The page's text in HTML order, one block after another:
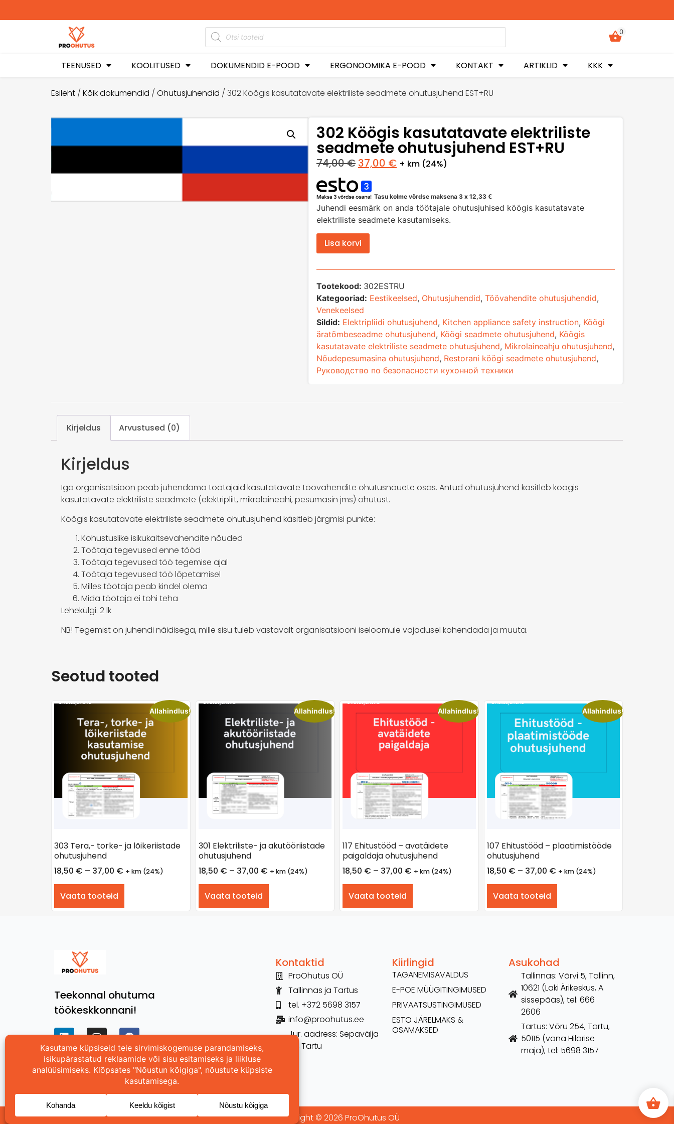
0
TEENUSED KOOLITUSED DOKUMENDID E-POOD ERGONOOMIKA E-POOD KONTAKT ARTIKLID KKK
Esileht / Kõik dokumendid / Ohutusjuhendid / 302 Köögis kasutatavate elektriliste seadmete ohutusjuhend EST+RU
302 Köögis kasutatavate elektriliste
seadmete ohutusjuhend EST+RU
74,00€ 37,00 € + km (24%)
Tasu kolme võrdse maksena 3 x 12,33 €
Juhendi eesmärk on anda töötajale ohutusjuhised köögis kasutatavate
elektriliste seadmete kasutamiseks.
Lisa korvi
Tootekood: 302ESTRU
Kategooriad: Eestikeelsed, Ohutusjuhendid, Töövahendite ohutusjuhendid,
Venekeelsed
Sildid: Elektripliidi ohutusjuhend, Kitchen appliance safety instruction, Köögi
äratõmbeseadme ohutusjuhend, Köögi seadmete ohutusjuhend, Köögis
kasutatavate elektriliste seadmete ohutusjuhend, Mikrolaineahju ohutusjuhend,
Nõudepesumasina ohutusjuhend, Restorani köögi seadmete ohutusjuhend,
Руководство по безопасности кухонной техники
Kirjeldus Arvustused (0)
Kirjeldus
Iga organisatsioon peab juhendama töötajaid kasutatavate töövahendite ohutusnõuete osas. Antud ohutusjuhend käsitleb köögis
kasutatavate elektriliste seadmete (elektripliit, mikrolaineahi, pesumasin jms) ohutust.
Köögis kasutatavate elektriliste seadmete ohutusjuhend käsitleb järgmisi punkte:
Kohustuslike isikukaitsevahendite nõuded
Töötaja tegevused enne tööd
Töötaja tegevused töö tegemise ajal
Töötaja tegevused töö lõpetamisel
Milles töötaja peab kindel olema
Mida töötaja ei tohi teha
Lehekülgi: 2 lk
NB! Tegemist on juhendi näidisega, mille sisu tuleb vastavalt organisatsiooni iseloomule vajadusel kohendada ja muuta.
Seotud tooted
Allahindlus!
303 Tera,- torke- ja lõikeriistade
ohutusjuhend
18,50 € – 37,00 € + km (24%)
Vaata tooteid
Allahindlus!
301 Elektriliste- ja akutööriistade
ohutusjuhend
18,50 € – 37,00 € + km (24%)
Vaata tooteid
Allahindlus!
117 Ehitustööd – avatäidete
paigaldaja ohutusjuhend
18,50 € – 37,00 € + km (24%)
Vaata tooteid
Allahindlus!
107 Ehitustööd – plaatimistööde
ohutusjuhend
18,50 € – 37,00 € + km (24%)
Vaata tooteid
Teekonnal ohutuma
töökeskkonnani!
Kontaktid
ProOhutus OÜ
Tallinnas ja Tartus
tel. +372 5698 3157
info@proohutus.ee
Jur. aadress: Sepavälja
26, Tartu
Kiirlingid
TAGANEMISAVALDUS
E-POE MÜÜGITINGIMUSED
PRIVAATSUSTINGIMUSED
ESTO JÄRELMAKS &
OSAMAKSED
Asukohad
Tallinnas: Värvi 5, Tallinn,
10621 (Laki Ärikeskus, A
sissepääs), tel: 666
2606
Tartus: Võru 254, Tartu,
50115 (vana Hilarise
maja), tel: 5698 3157
Copyright © 2026 ProOhutus OÜ